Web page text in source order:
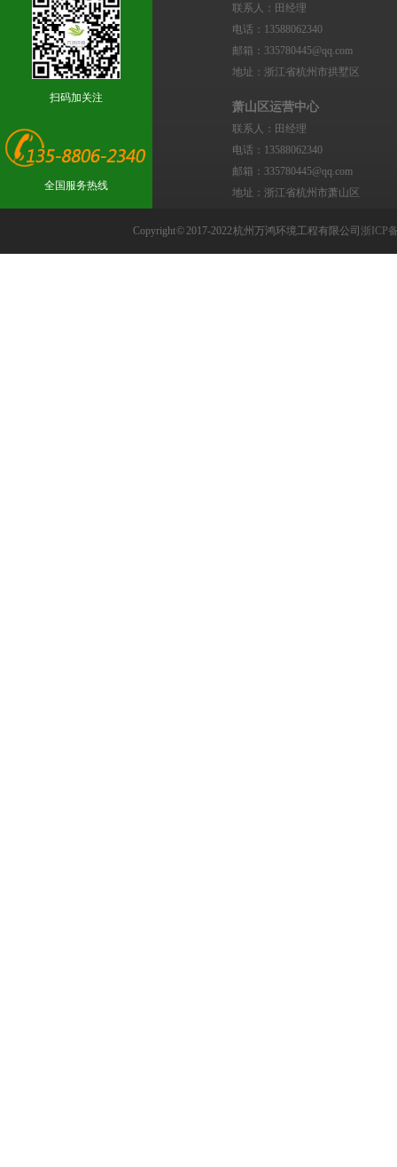
扫码加关注
全国服务热线
联系人：田经理
电话：13588062340
邮箱：335780445@qq.com
地址：浙江省杭州市拱墅区
萧山区运营中心
联系人：田经理
电话：13588062340
邮箱：335780445@qq.com
地址：浙江省杭州市萧山区
Copyright © 2017-2022 杭州万鸿环境工程有限公司浙ICP